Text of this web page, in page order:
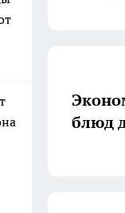
блюд